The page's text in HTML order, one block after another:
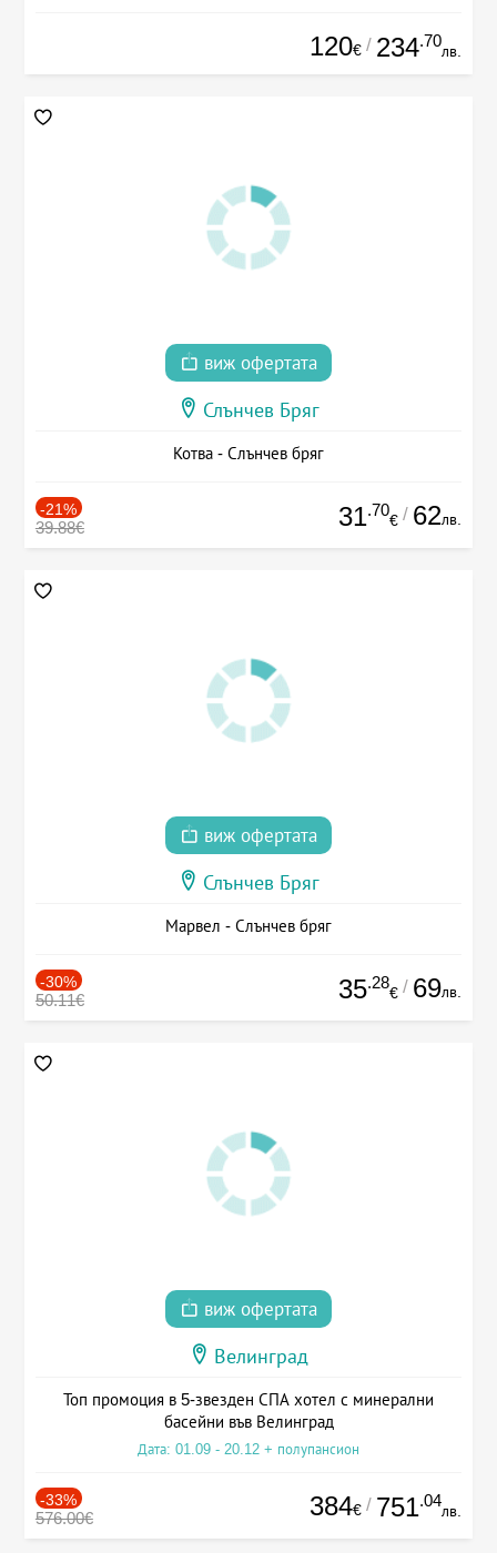
120€ / 234.70
лв.
виж офертата
Слънчев Бряг
Котва - Слънчев бряг
-21%
39.88€ 31.70
€ / 62лв.
виж офертата
Слънчев Бряг
Марвел - Слънчев бряг
-30%
50.11€ 35.28
€ / 69лв.
виж офертата
Велинград
Топ промоция в 5-звезден СПА хотел с минерални
басейни във Велинград
Дата: 01.09 - 20.12 + полупансион
-33%
576.00€ 384€ / 751.04
лв.